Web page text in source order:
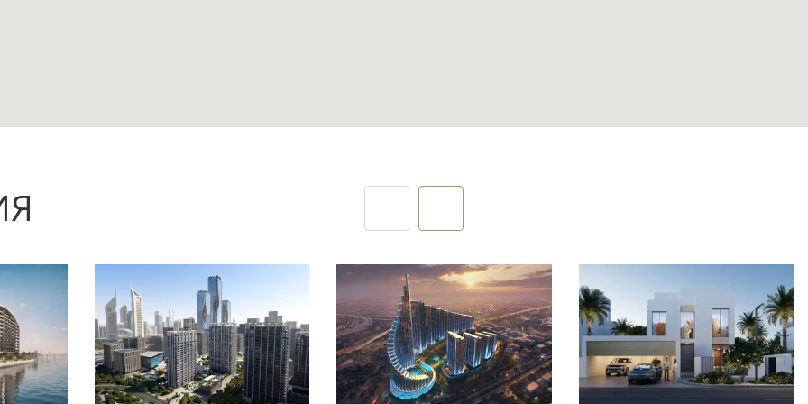
дополнительные зоны для отдыха на открытом
характеристик объекта.
объём первоначального обустройства после